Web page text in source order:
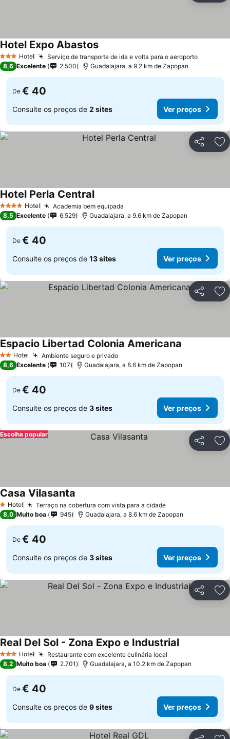
3 EstrelasHotel Serviço de transporte de ida e volta para o aeroporto
Hotel Expo Abastos
8,6 Excelente 2.500 Guadalajara, a 9.2 km de Zapopan
De € 40
Consulte os preços de 2 sites Ver preços
Partilhar
4 EstrelasHotel Academia bem equipada
Hotel Perla Central
8,5 Excelente 6.529 Guadalajara, a 9.6 km de Zapopan
De € 40
Consulte os preços de 13 sites Ver preços
Partilhar
2 Estrelas
Hotel Ambiente seguro e privado
Espacio Libertad Colonia Americana
8,6 Excelente 107 Guadalajara, a 8.6 km de Zapopan
De € 40
Consulte os preços de 3 sites Ver preços
Partilhar
Escolha popular
1 Estrelas
Hotel Terraço na cobertura com vista para a cidade
Casa Vilasanta
8,0 Muito boa 945 Guadalajara, a 8.6 km de Zapopan
De € 40
Consulte os preços de 3 sites Ver preços
Partilhar
3 EstrelasHotel Restaurante com excelente culinária local
Real Del Sol - Zona Expo e Industrial
8,2 Muito boa 2.701 Guadalajara, a 10.2 km de Zapopan
De € 40
Consulte os preços de 9 sites Ver preços